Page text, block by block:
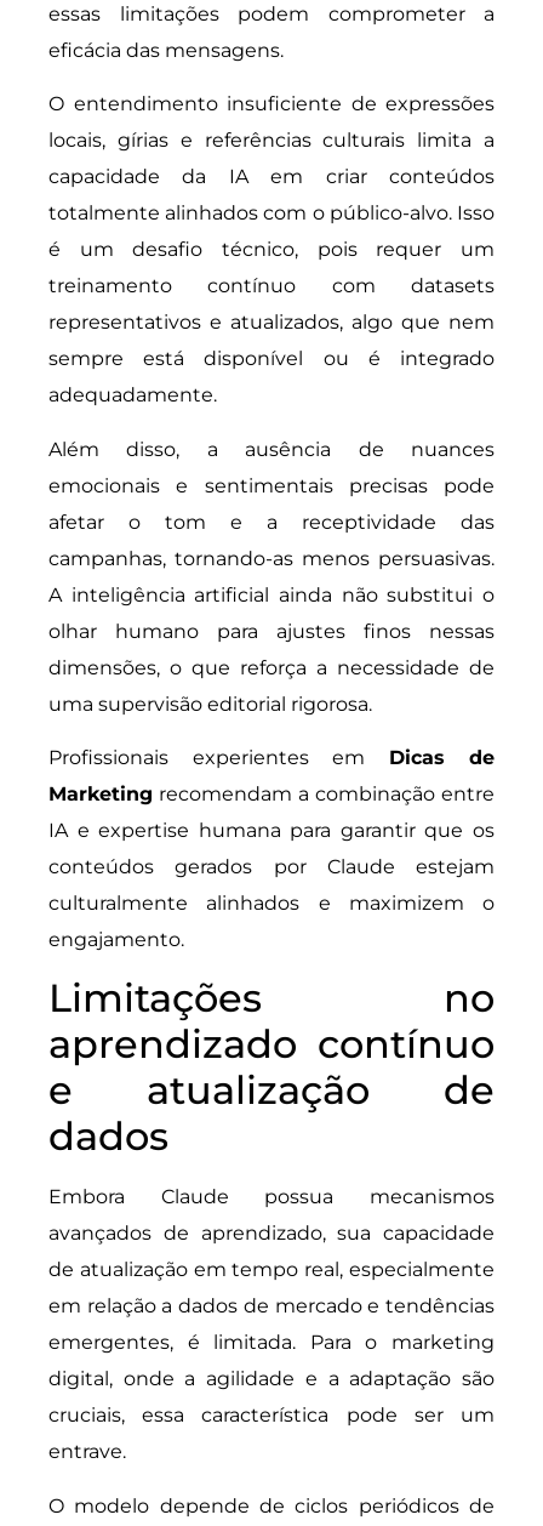
essas limitações podem comprometer a
eficácia das mensagens.
O entendimento insuficiente de expressões
locais, gírias e referências culturais limita a
capacidade da IA em criar conteúdos
totalmente alinhados com o público-alvo. Isso
é um desafio técnico, pois requer um
treinamento contínuo com datasets
representativos e atualizados, algo que nem
sempre está disponível ou é integrado
adequadamente.
Além disso, a ausência de nuances
emocionais e sentimentais precisas pode
afetar o tom e a receptividade das
campanhas, tornando-as menos persuasivas.
A inteligência artificial ainda não substitui o
olhar humano para ajustes finos nessas
dimensões, o que reforça a necessidade de
uma supervisão editorial rigorosa.
Profissionais experientes em Dicas de
Marketing recomendam a combinação entre
IA e expertise humana para garantir que os
conteúdos gerados por Claude estejam
culturalmente alinhados e maximizem o
engajamento.
Limitações no
aprendizado contínuo
e atualização de
dados
Embora Claude possua mecanismos
avançados de aprendizado, sua capacidade
de atualização em tempo real, especialmente
em relação a dados de mercado e tendências
emergentes, é limitada. Para o marketing
digital, onde a agilidade e a adaptação são
cruciais, essa característica pode ser um
entrave.
O modelo depende de ciclos periódicos de